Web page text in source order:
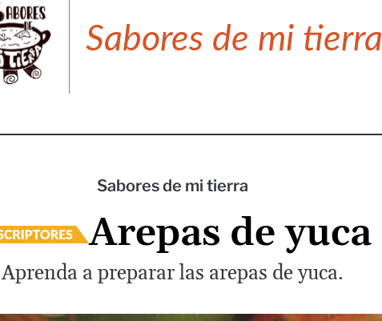
Sabores de mi tierra
Sabores de mi tierra
Arepas de yuca
Aprenda a preparar las arepas de yuca.